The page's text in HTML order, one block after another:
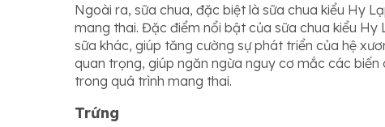
Ngoài ra, sữa chua, đặc biệt là sữa chua kiểu Hy
mang thai. Đặc điểm nổi bật của sữa chua kiểu
sữa khác, giúp tăng cường sự phát triển của hệ
quan trọng, giúp ngăn ngừa nguy cơ mắc các biến
trong quá trình mang thai.
Trứng